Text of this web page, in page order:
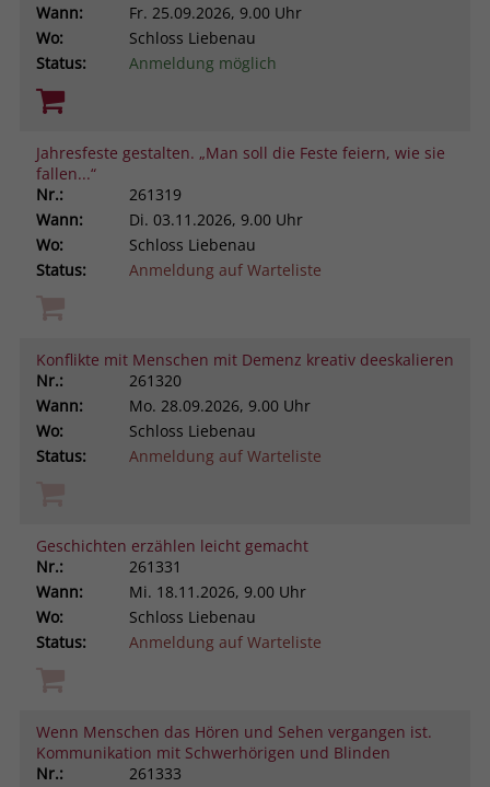
Wann:
Fr. 25.09.2026, 9.00 Uhr
Wo:
Schloss Liebenau
Status:
Anmeldung möglich
Jahresfeste gestalten. „Man soll die Feste feiern, wie sie
fallen...“
Nr.:
261319
Wann:
Di. 03.11.2026, 9.00 Uhr
Wo:
Schloss Liebenau
Status:
Anmeldung auf Warteliste
Konflikte mit Menschen mit Demenz kreativ deeskalieren
Nr.:
261320
Wann:
Mo. 28.09.2026, 9.00 Uhr
Wo:
Schloss Liebenau
Status:
Anmeldung auf Warteliste
Geschichten erzählen leicht gemacht
Nr.:
261331
Wann:
Mi. 18.11.2026, 9.00 Uhr
Wo:
Schloss Liebenau
Status:
Anmeldung auf Warteliste
Wenn Menschen das Hören und Sehen vergangen ist.
Kommunikation mit Schwerhörigen und Blinden
Nr.:
261333